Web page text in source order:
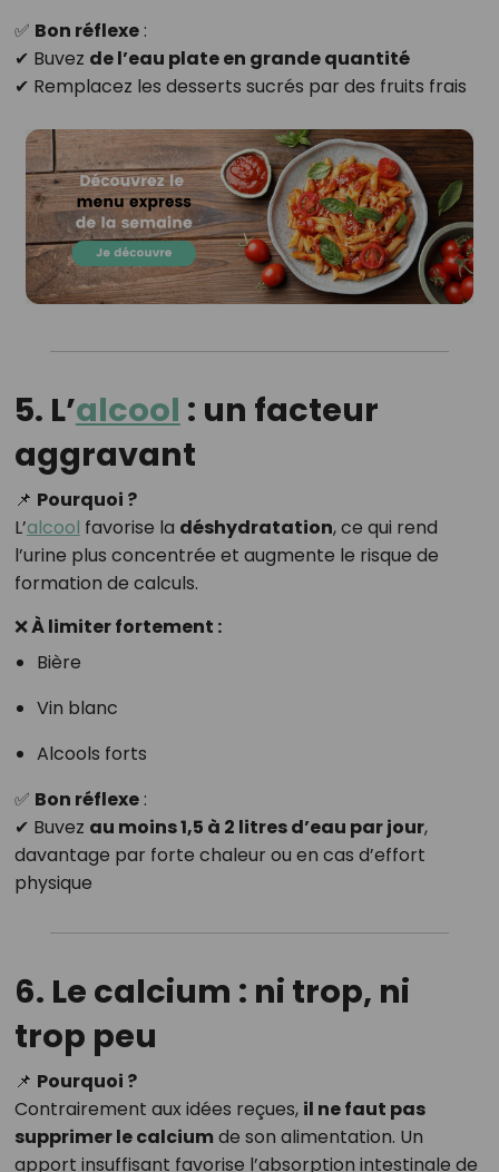
✅ Bon réflexe:
✔ Buvez de l’eau plate en grande quantité
✔ Remplacez les desserts sucrés par des fruits frais
5. L’alcool : un facteur
aggravant
📌 Pourquoi ?
L’alcool favorise la déshydratation, ce qui rend
l’urine plus concentrée et augmente le risque de
formation de calculs.
❌ À limiter fortement :
Bière
Vin blanc
Alcools forts
✅ Bon réflexe:
✔ Buvez au moins 1,5 à 2 litres d’eau par jour,
davantage par forte chaleur ou en cas d’effort
physique
6. Le calcium : ni trop, ni
trop peu
📌 Pourquoi ?
Contrairement aux idées reçues, il ne faut pas
supprimer le calciumde son alimentation. Un
apport insuffisant favorise l’absorption intestinale de